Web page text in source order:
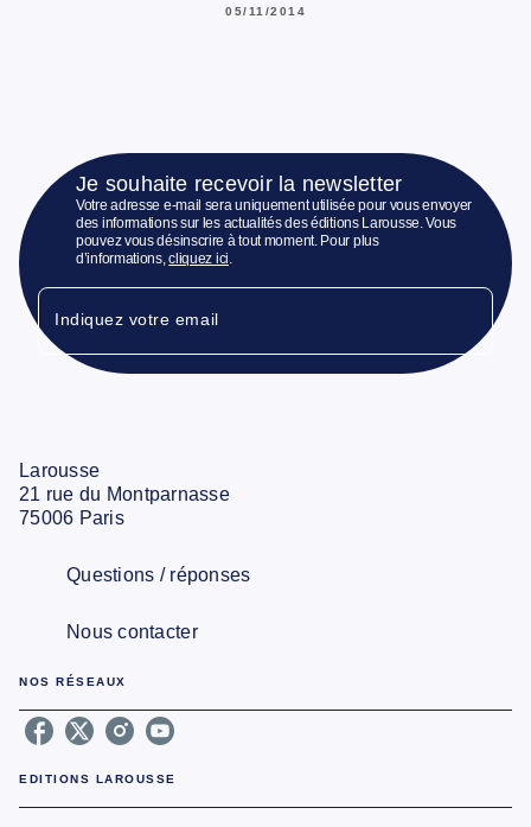
05/11/2014
Je souhaite recevoir la newsletter
Votre adresse e-mail sera uniquement utilisée pour vous envoyer
des informations sur les actualités des éditions Larousse. Vous
pouvez vous désinscrire à tout moment. Pour plus
d’informations,cliquez ici.
Indiquez votre email
Larousse
21 rue du Montparnasse
75006 Paris
Questions / réponses
Nous contacter
NOS RÉSEAUX
EDITIONS LAROUSSE